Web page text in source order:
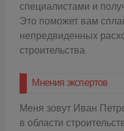
специалистами и
Это поможет вам
непредвиденных
строительства.
Мнения экспертов
Меня зовут Иван
в области